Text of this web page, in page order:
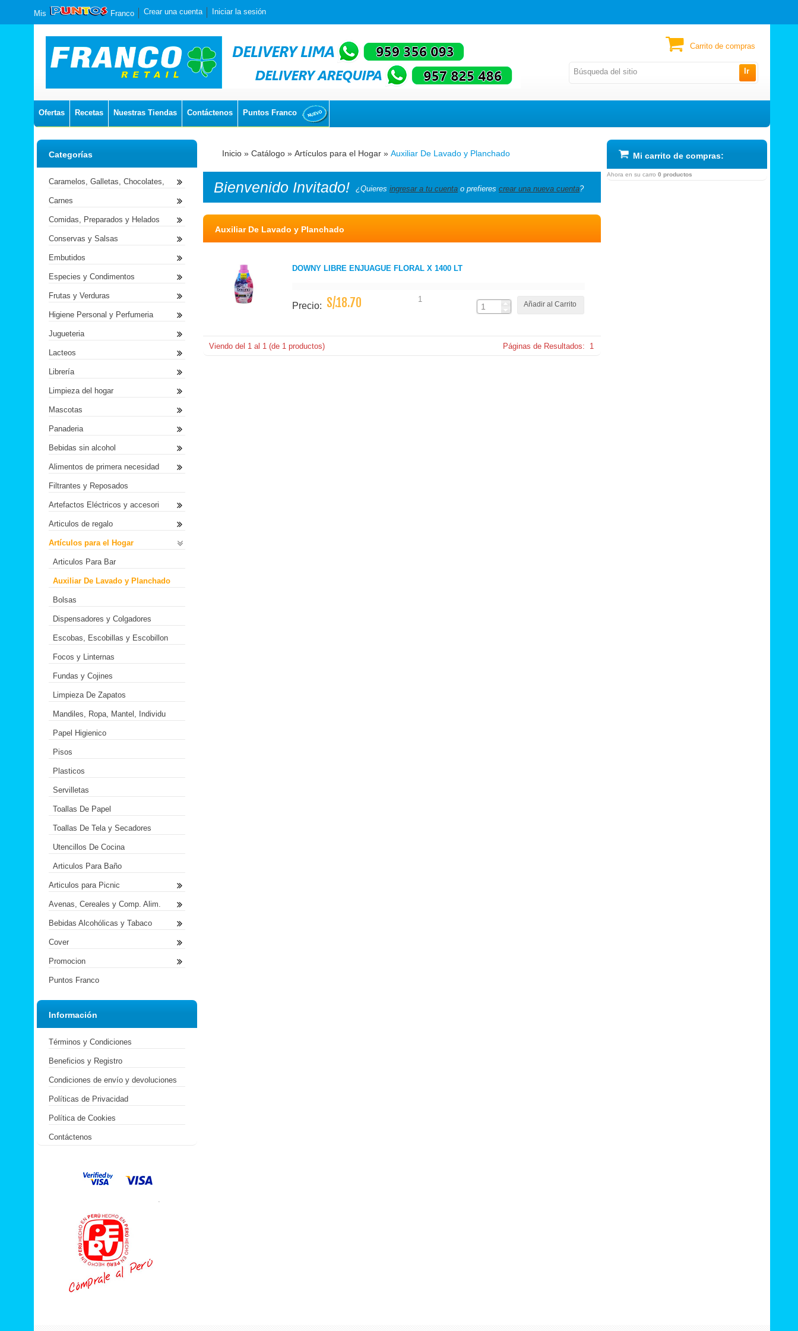
Ir
Mis Franco Crear una cuenta Iniciar la sesión
Ofertas Recetas Nuestras Tiendas Contáctenos Puntos Franco
Carrito de compras
Inicio » Catálogo » Artículos para el Hogar » Auxiliar De Lavado y Planchado
Bienvenido Invitado! ¿Quieres ingresar a tu cuenta o prefieres crear una nueva cuenta?
Auxiliar De Lavado y Planchado
DOWNY LIBRE ENJUAGUE FLORAL X 1400 LT
Precio: S/.18.70 1
Añadir al Carrito
Viendo del 1 al 1 (de 1 productos) Páginas de Resultados: 1
Categorías
Caramelos, Galletas, Chocolates,
Carnes
Comidas, Preparados y Helados
Conservas y Salsas
Embutidos
Especies y Condimentos
Frutas y Verduras
Higiene Personal y Perfumeria
Jugueteria
Lacteos
Librería
Limpieza del hogar
Mascotas
Panaderia
Bebidas sin alcohol
Alimentos de primera necesidad
Filtrantes y Reposados
Artefactos Eléctricos y accesori
Articulos de regalo
Artículos para el Hogar
Articulos Para Bar
Auxiliar De Lavado y Planchado
Bolsas
Dispensadores y Colgadores
Escobas, Escobillas y Escobillon
Focos y Linternas
Fundas y Cojines
Limpieza De Zapatos
Mandiles, Ropa, Mantel, Individu
Papel Higienico
Pisos
Plasticos
Servilletas
Toallas De Papel
Toallas De Tela y Secadores
Utencillos De Cocina
Articulos Para Baño
Articulos para Picnic
Avenas, Cereales y Comp. Alim.
Bebidas Alcohólicas y Tabaco
Cover
Promocion
Puntos Franco
Información
Términos y Condiciones
Beneficios y Registro
Condiciones de envío y devoluciones
Políticas de Privacidad
Política de Cookies
Contáctenos
.
Mi carrito de compras:
Ahora en su carro 0 productos